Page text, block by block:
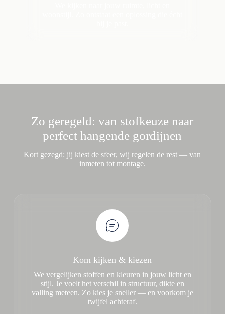
Zo geregeld: van stofkeuze naar
perfect hangende gordijnen
Kort gezegd: jij kiest de sfeer, wij regelen de rest — van
inmeten tot montage.
Kom kijken & kiezen
We vergelijken stoffen en kleuren in jouw licht en
stijl. Je voelt het verschil in structuur, dikte en
valling meteen. Zo kies je sneller — en voorkom je
twijfel achteraf.